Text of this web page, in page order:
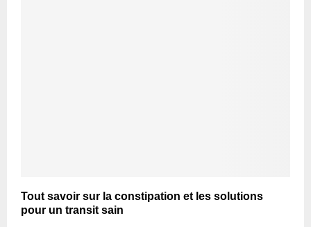
Tout savoir sur la constipation et les solutions
pour un transit sain